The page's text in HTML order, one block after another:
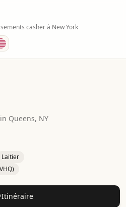
casher à New York
in Queens, NY
Laitier
Itinéraire